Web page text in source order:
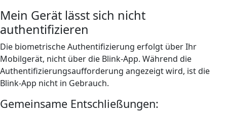
Mein Gerät lässt sich nicht
authentifizieren
Die biometrische Authentifizierung erfolgt über Ihr
Mobilgerät, nicht über die Blink-App. Während die
Authentifizierungsaufforderung angezeigt wird, ist die
Blink-App nicht in Gebrauch.
Gemeinsame Entschließungen: